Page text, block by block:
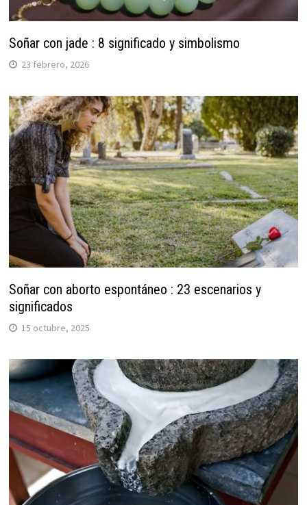
Soñar con jade : 8 significado y simbolismo
23 febrero, 2026
Soñar con aborto espontáneo : 23 escenarios y
significados
15 octubre, 2025